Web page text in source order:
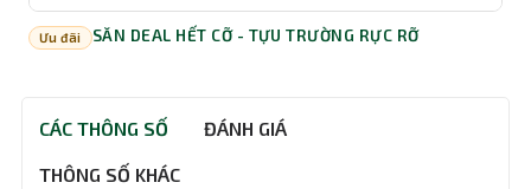
Ưu đãi SĂN DEAL HẾT CỠ - TỰU TRƯỜNG RỰC RỠ
CÁC THÔNG SỐ ĐÁNH GIÁ
THÔNG SỐ KHÁC